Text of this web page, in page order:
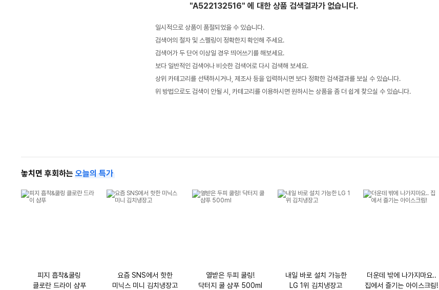
"A522132516" 에 대한 상품 검색결과가 없습니다.
일시적으로 상품이 품절되었을 수 있습니다.
검색어의 철자 및 스펠링이 정확한지 확인해 주세요.
검색어가 두 단어 이상일 경우 띄어쓰기를 해보세요.
보다 일반적인 검색어나 비슷한 검색어로 다시 검색해 보세요.
상위 카테고리를 선택하시거나, 제조사 등을 입력하시면 보다 정확한 검색결과를 보실 수 있습니다.
위 방법으로도 검색이 안될 시, 카테고리를 이용하시면 원하시는 상품을 좀 더 쉽게 찾으실 수 있습니다.
놓치면 후회하는 오늘의 특가
피지 흡착&쿨링
클로란 드라이 샴푸
요즘 SNS에서 핫한
미닉스 미니 김치냉장고
열받은 두피 쿨링!
닥터지 쿨 샴푸 500ml
내일 바로 설치 가능한
LG 1위 김치냉장고
더운데 밖에 나가지마요..
집에서 즐기는 아이스크림!